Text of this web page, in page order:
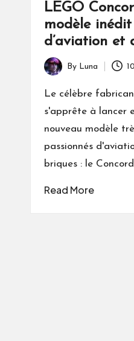
LEGO
modèle
d’aviation et
Posted
by
By Luna
Le célèbre
s'apprête à lancer
nouveau modèle
passionnés
briques : le
Read More